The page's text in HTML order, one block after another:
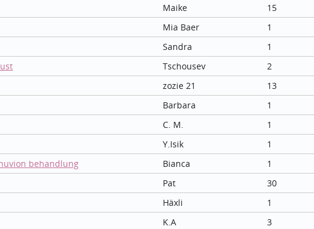
Maike 15
Mia Baer 1
Sandra 1
Tschousev 2
zozie 21 13
Barbara 1
C. M. 1
Y.Isik 1
behandlung
Bianca 1
Pat 30
Häxli 1
K.A 3